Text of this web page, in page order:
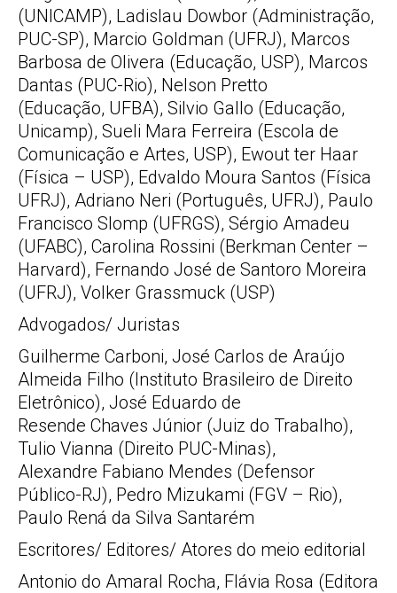
(UNICAMP), Ladislau Dowbor (Administração,
PUC-SP), Marcio Goldman (UFRJ), Marcos
Barbosa de Olivera (Educação, USP), Marcos
Dantas (PUC-Rio), Nelson Pretto
(Educação, UFBA), Silvio Gallo (Educação,
Unicamp), Sueli Mara Ferreira (Escola de
Comunicação e Artes, USP), Ewout ter Haar
(Física – USP), Edvaldo Moura Santos (Física
UFRJ), Adriano Neri (Português, UFRJ), Paulo
Francisco Slomp (UFRGS), Sérgio Amadeu
(UFABC), Carolina Rossini (Berkman Center –
Harvard), Fernando José de Santoro Moreira
(UFRJ), Volker Grassmuck (USP)
Advogados/ Juristas
Guilherme Carboni, José Carlos de Araújo
Almeida Filho (Instituto Brasileiro de Direito
Eletrônico), José Eduardo de
Resende Chaves Júnior (Juiz do Trabalho),
Tulio Vianna (Direito PUC-Minas),
Alexandre Fabiano Mendes (Defensor
Público-RJ), Pedro Mizukami (FGV – Rio),
Paulo Rená da Silva Santarém
Escritores/ Editores/ Atores do meio editorial
Antonio do Amaral Rocha, Flávia Rosa (Editora